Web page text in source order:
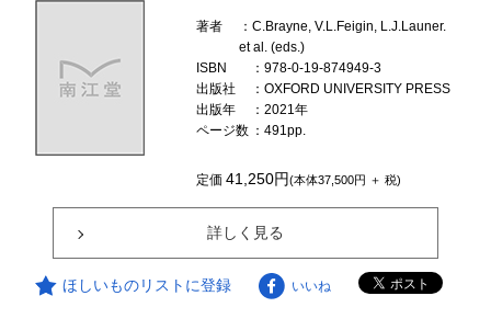
著者
：C.Brayne, V.L.Feigin, L.J.Launer.
et al. (eds.)
ISBN
：978-0-19-874949-3
出版社
：OXFORD UNIVERSITY PRESS
出版年
：2021年
ページ数 ：491pp.
定価41,250円(本体37,500円 ＋ 税)
詳しく見る
ほしいものリストに登録 いいね